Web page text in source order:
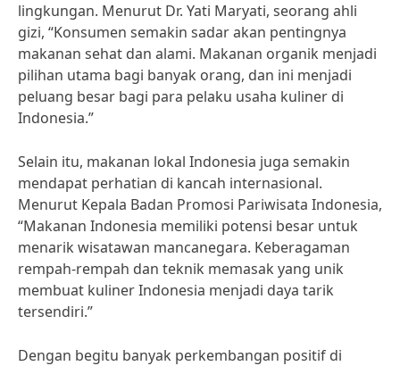
lingkungan. Menurut Dr. Yati Maryati, seorang ahli
gizi, “Konsumen semakin sadar akan pentingnya
makanan sehat dan alami. Makanan organik menjadi
pilihan utama bagi banyak orang, dan ini menjadi
peluang besar bagi para pelaku usaha kuliner di
Indonesia.”
Selain itu, makanan lokal Indonesia juga semakin
mendapat perhatian di kancah internasional.
Menurut Kepala Badan Promosi Pariwisata Indonesia,
“Makanan Indonesia memiliki potensi besar untuk
menarik wisatawan mancanegara. Keberagaman
rempah-rempah dan teknik memasak yang unik
membuat kuliner Indonesia menjadi daya tarik
tersendiri.”
Dengan begitu banyak perkembangan positif di